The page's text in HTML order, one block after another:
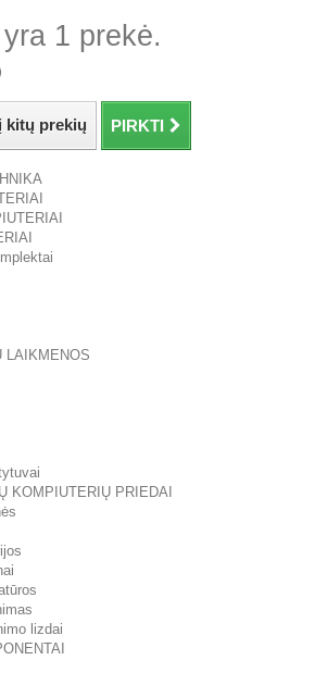
1 prekė.
kitų prekių PIRKTI
LAIKMENOS
KOMPIUTERIŲ PRIEDAI
lizdai